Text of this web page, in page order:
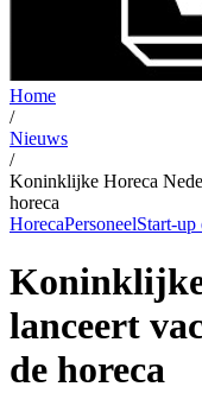
Home
/
Nieuws
/
Koninklijke Horeca
horeca
HorecaPersoneelStart-up
lanceert
de horeca